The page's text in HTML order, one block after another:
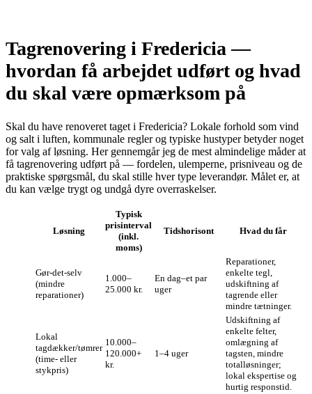
Tagrenovering i Fredericia —
hvordan få arbejdet udført og hvad
du skal være opmærksom på
Skal du have renoveret taget i Fredericia? Lokale forhold som vind
og salt i luften, kommunale regler og typiske hustyper betyder noget
for valg af løsning. Her gennemgår jeg de mest almindelige måder at
få tagrenovering udført på — fordelen, ulemperne, prisniveau og de
praktiske spørgsmål, du skal stille hver type leverandør. Målet er, at
du kan vælge trygt og undgå dyre overraskelser.
Løsning
Typisk
prisinterval
(inkl.
moms)
Tidshorisont Hvad du får
Gør‑det‑selv
(mindre
reparationer)
1.000–
25.000 kr.
En dag–et par
uger
Reparationer,
enkelte tegl,
udskiftning af
tagrende eller
mindre tætninger.
Lokal
tagdækker/tømrer
(time- eller
stykpris)
10.000–
120.000+
kr.
1–4 uger
Udskiftning af
enkelte felter,
omlægning af
tagsten, mindre
totalløsninger;
lokal ekspertise og
hurtig responstid.